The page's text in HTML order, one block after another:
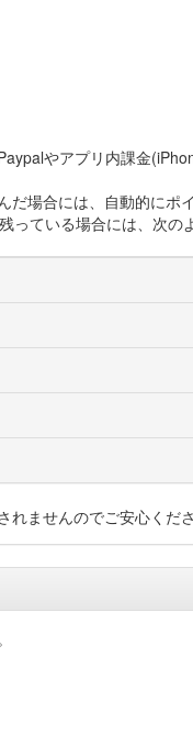
やアプリ内課金
場合には、自動的にポ
っている場合には、次
ませんのでご安心くださ